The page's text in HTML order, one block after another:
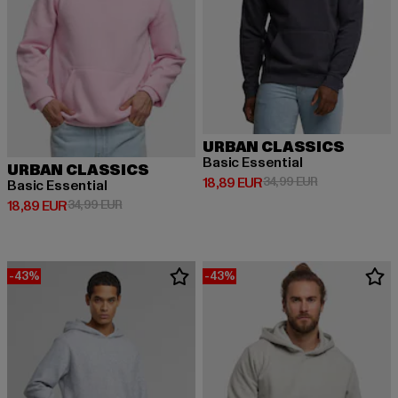
URBAN CLASSICS
Basic Essential
18,89 EUR
Derzeitiger Preis: 18,89 EUR
34,99 EURAktionspreis: 34,99 EUR
URBAN CLASSICS
Basic Essential
18,89 EUR
Derzeitiger Preis: 18,89 EUR
34,99 EURAktionspreis:
-43% -43%